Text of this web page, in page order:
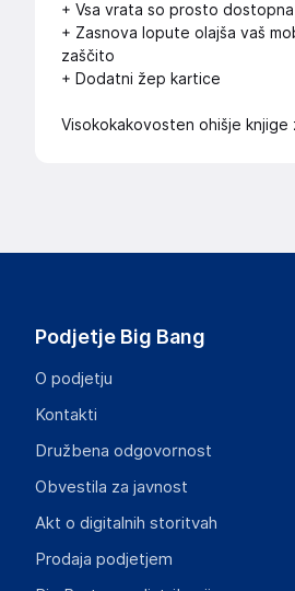
+ Vsa vrata so prosto dostopna
+ Zasnova lopute olajša vaš
zaščito
+ Dodatni žep kartice
Visokokakovosten ohišje
Podjetje Big Bang
O podjetju
Kontakti
Družbena odgovornost
Obvestila za javnost
Akt o digitalnih storitvah
Prodaja podjetjem